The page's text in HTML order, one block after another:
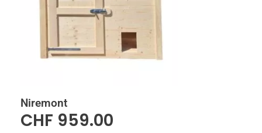
Niremont
CHF 959.00